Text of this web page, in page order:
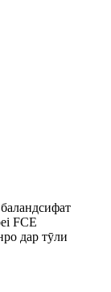
FCE
дар тӯли